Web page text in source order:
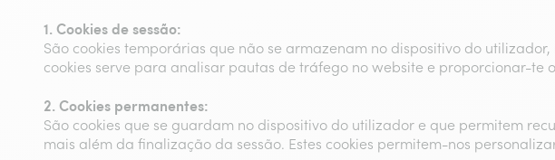
1. Cookies de sessão:
São cookies temporárias que não se armazenam no dispositivo do
cookies serve para analisar pautas de tráfego no website e proporcionar-te
2. Cookies permanentes:
São cookies que se guardam no dispositivo do utilizador e que permitem
mais além da finalização da sessão. Estes cookies permitem-nos